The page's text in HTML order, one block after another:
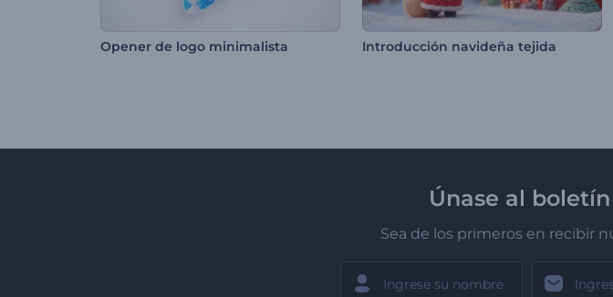
Opener de logo minimalista Introducción navideña tejida
Únase al
Sea de los primeros en recibir